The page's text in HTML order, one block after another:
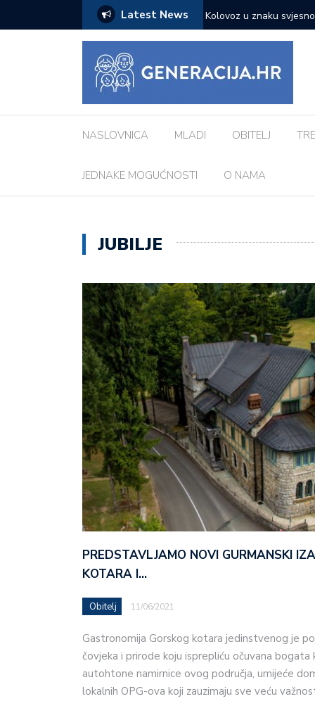
Latest News
je ključno za uspješno liječenje Kad umjetnost stane
NASLOVNICA MLADI OBITELJ
JEDNAKE MOGUĆNOSTI O NAMA
JUBILJE
PREDSTAVLJAMO NOVI GURMANSKI
KOTARA I…
Obitelj 11/06/2021
Gastronomija Gorskog kotara jedinstvenog je
čovjeka i prirode koju isprepliću očuvana bogata
autohtone namirnice ovog područja, umijeće
lokalnih OPG-ova koji zauzimaju sve veću